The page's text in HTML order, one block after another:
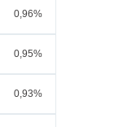
0,96%
0,95%
0,93%